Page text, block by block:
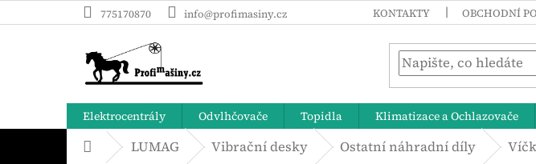
na
775170870 info@profimasiny.cz KONTAKTY OBCHODNÍ
Elektrocentrály Odvlhčovače Topidla Klimatizace a Ochlazovače
DomůLUMAG Vibrační desky Ostatní náhradní díly